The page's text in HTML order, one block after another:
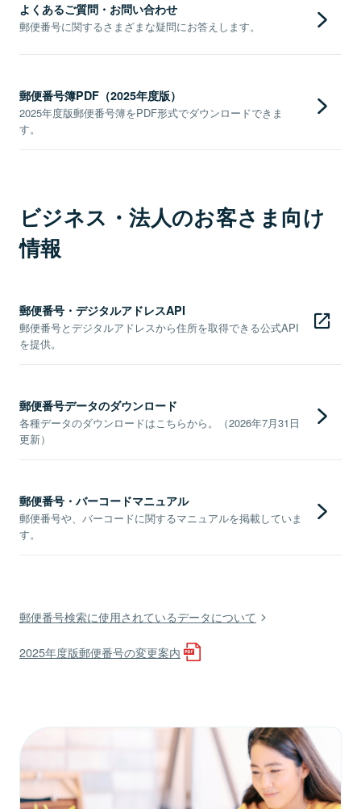
よくあるご質問・お問い合わせ
郵便番号に関するさまざまな疑問にお答えします。
郵便番号簿PDF（2025年度版）
2025年度版郵便番号簿をPDF形式でダウンロードできま
す。
ビジネス・法人のお客さま向け
情報
郵便番号・デジタルアドレスAPI
郵便番号とデジタルアドレスから住所を取得できる公式API
を提供。
郵便番号データのダウンロード
各種データのダウンロードはこちらから。（2026年7月31日
更新）
郵便番号・バーコードマニュアル
郵便番号や、バーコードに関するマニュアルを掲載していま
す。
郵便番号検索に使用されているデータについて
2025年度版郵便番号の変更案内